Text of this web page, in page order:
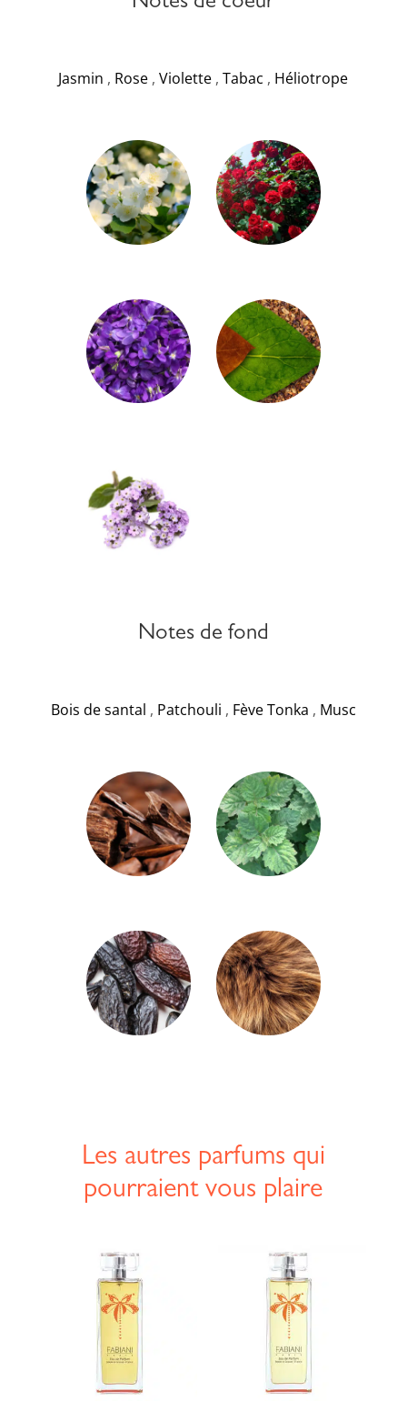
Jasmin , Rose , Violette , Tabac , Héliotrope
Notes de fond
Bois de santal , Patchouli , Fève Tonka , Musc
Les autres parfums qui
pourraient vous plaire